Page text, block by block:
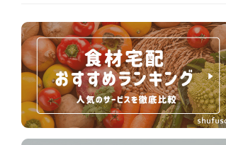
して、正しい食べ方を確認しまし
う。大人の嗜みとして知っておき
い新常識を解説します。